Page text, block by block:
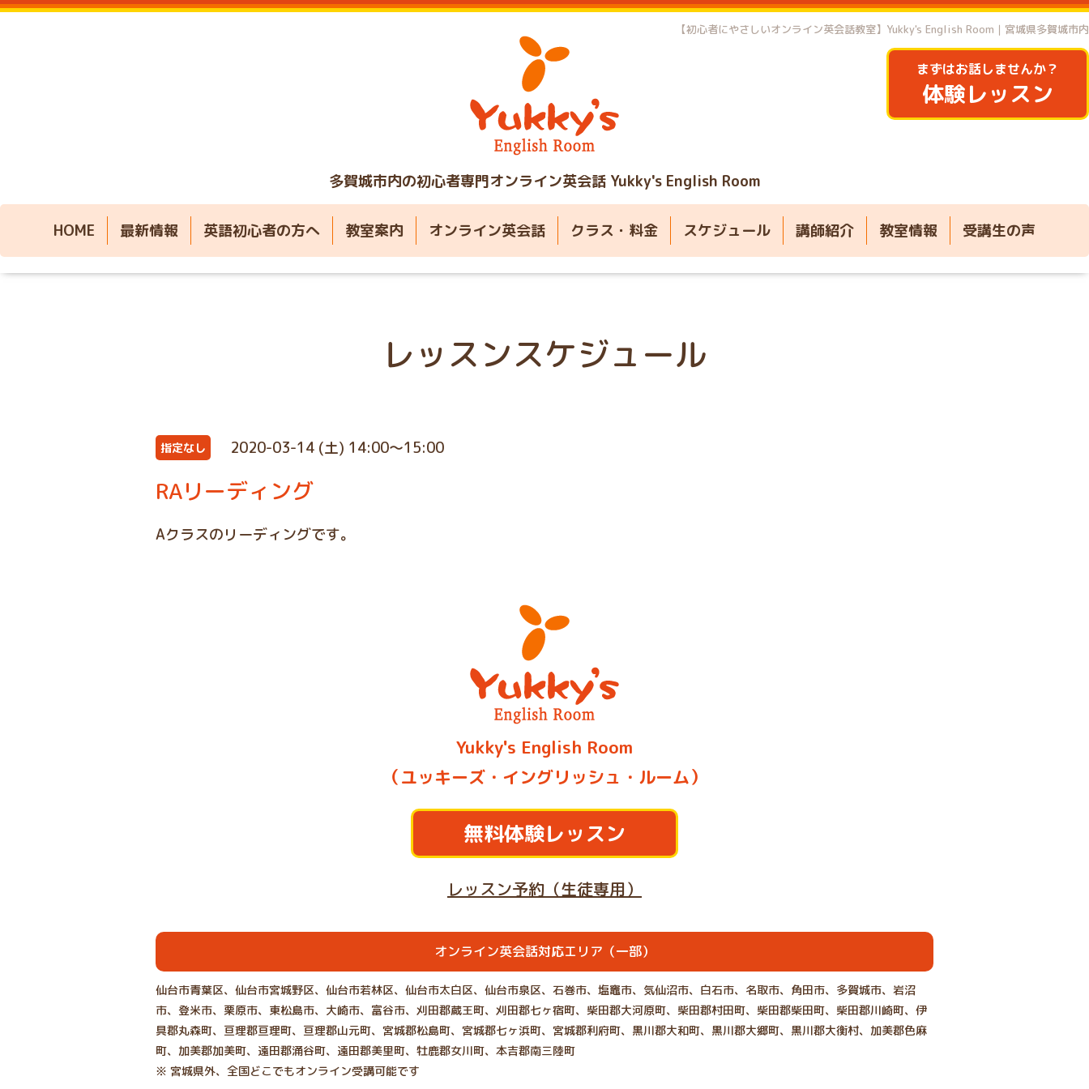
多賀城市内の初心者専門オンライン英会話 Yukky's English Room
【初心者にやさしいオンライン英会話教室】Yukky's English Room｜宮城県多賀城市内
まずはお話しませんか？
体験レッスン
HOME 最新情報 英語初心者の方へ 教室案内 オンライン英会話 クラス・料金 スケジュール 講師紹介 教室情報 受講生の声
レッスンスケジュール
指定なし 2020-03-14 (土) 14:00～15:00
RAリーディング
Aクラスのリーディングです。
Yukky's English Room
（ユッキーズ・イングリッシュ・ルーム）
無料体験レッスン
レッスン予約（生徒専用）
オンライン英会話対応エリア（一部）
仙台市青葉区、仙台市宮城野区、仙台市若林区、仙台市太白区、仙台市泉区、石巻市、塩竈市、気仙沼市、白石市、名取市、角田市、多賀城市、岩沼
市、登米市、栗原市、東松島市、大崎市、富谷市、刈田郡蔵王町、刈田郡七ヶ宿町、柴田郡大河原町、柴田郡村田町、柴田郡柴田町、柴田郡川崎町、伊
具郡丸森町、亘理郡亘理町、亘理郡山元町、宮城郡松島町、宮城郡七ヶ浜町、宮城郡利府町、黒川郡大和町、黒川郡大郷町、黒川郡大衡村、加美郡色麻
町、加美郡加美町、遠田郡涌谷町、遠田郡美里町、牡鹿郡女川町、本吉郡南三陸町
※ 宮城県外、全国どこでもオンライン受講可能です